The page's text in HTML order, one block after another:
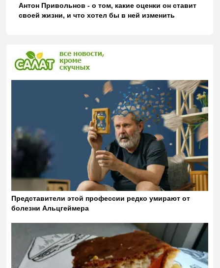
Антон Привольнов - о том, какие оценки он ставит
своей жизни, и что хотел бы в ней изменить